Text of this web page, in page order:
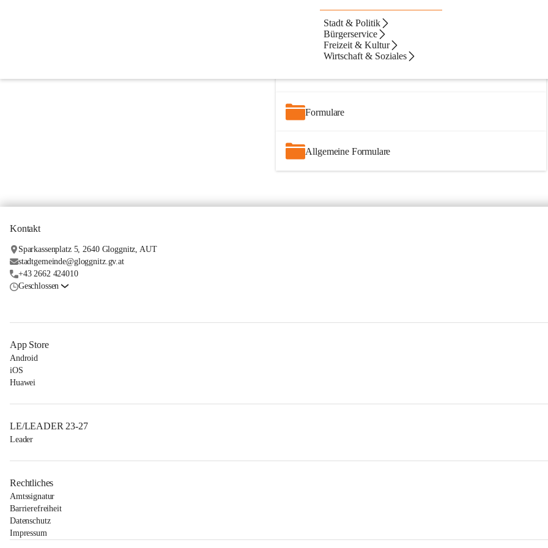
Stadt & Politik
Bürgerservice
Freizeit & Kultur
Wirtschaft & Soziales
Beste Resultate Artikel
Suchergebnisse
Suchergebnisse:
Formulare
Allgemeine Formulare
Kontakt
Sparkassenplatz 5, 2640 Gloggnitz, AUT
stadtgemeinde@gloggnitz.gv.at
+43 2662 424010
Geschlossen
App Store
Android
iOS
Huawei
LE/LEADER 23-27
Leader
Rechtliches
Amtssignatur
Barrierefreiheit
Datenschutz
Impressum